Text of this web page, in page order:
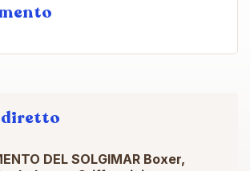
DEL SOLGIMAR Boxer,